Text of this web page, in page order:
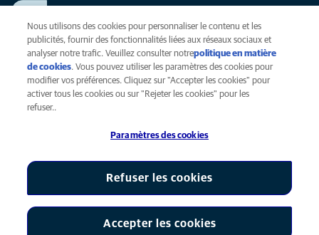
Voir nos offres d'emploi
Vie privée
Légal
Cookies
AniCura est une filiale de Mars, Inc © 2026
Paramètres des cookies
Nous utilisons des cookies pour personnaliser le contenu et les
publicités, fournir des fonctionnalités liées aux réseaux sociaux et
analyser notre trafic. Veuillez consulter notrepolitique en matière
de cookies(opens in a new tab)
. Vous pouvez utiliser les paramètres des cookies pour
modifier vos préférences. Cliquez sur "Accepter les cookies" pour
activer tous les cookies ou sur "Rejeter les cookies" pour les
refuser..
Paramètres des cookies
Refuser les cookies
Accepter les cookies